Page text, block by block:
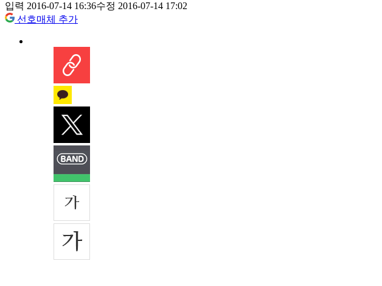
입력 2016-07-14 16:36수정 2016-07-14 17:02
선호매체 추가